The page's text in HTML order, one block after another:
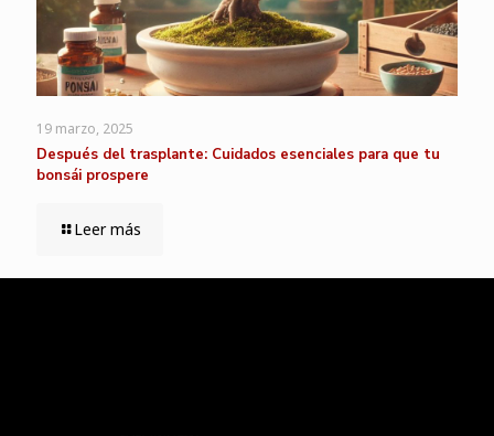
19 marzo, 2025
Después del trasplante: Cuidados esenciales para que tu
bonsái prospere
Leer más